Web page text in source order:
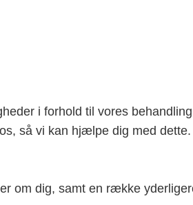
i forhold til vores
så vi kan hjælpe dig med dette.
om dig, samt en række